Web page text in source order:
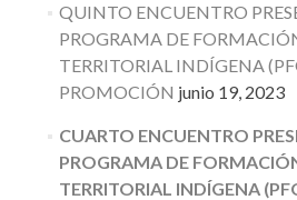
QUINTO ENCUENTRO
PROGRAMA DE
TERRITORIAL INDÍGENA
PROMOCIÓN junio 19, 2023
CUARTO ENCUENTRO
PROGRAMA DE
TERRITORIAL INDÍGENA